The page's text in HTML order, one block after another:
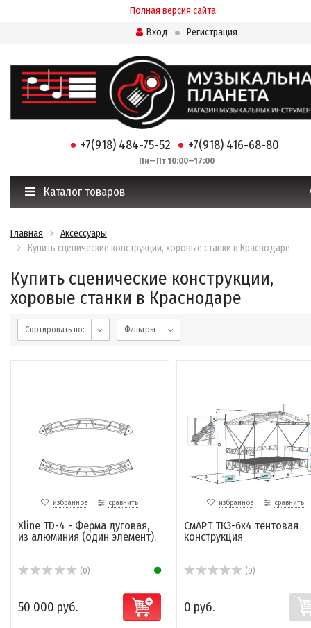
Полная версия сайта
Вход
Регистрация
+7(918) 484-75-52 +7(918) 416-68-80
Пн—Пт 10:00—17:00
Каталог товаров
Главная
Аксессуары
Купить сценические конструкции, хоровые станки в Краснодаре
Купить сценические конструкции,
хоровые станки в Краснодаре
Сортировать по: Фильтры
избранное сравнить
Xline TD-4 - Ферма дуговая,
из алюминия (один элемент).
(0)
50 000 руб.
избранное сравнить
СмАРТ ТК3-6х4 тентовая
конструкция
(0)
0 руб.